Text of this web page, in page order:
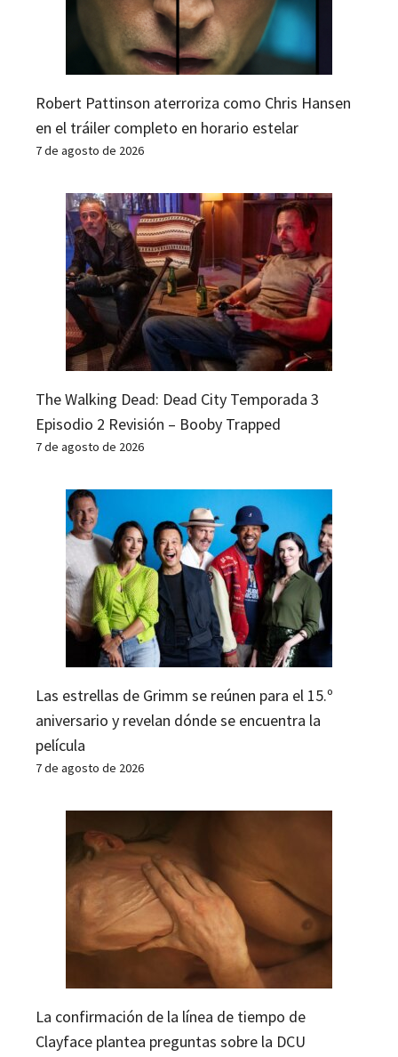
Robert Pattinson aterroriza como Chris Hansen
en el tráiler completo en horario estelar
7 de agosto de 2026
The Walking Dead: Dead City Temporada 3
Episodio 2 Revisión – Booby Trapped
7 de agosto de 2026
Las estrellas de Grimm se reúnen para el 15.º
aniversario y revelan dónde se encuentra la
película
7 de agosto de 2026
La confirmación de la línea de tiempo de
Clayface plantea preguntas sobre la DCU